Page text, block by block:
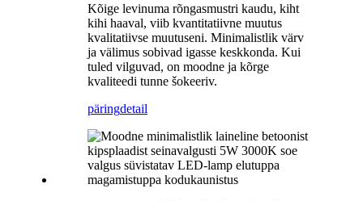
Kõige levinuma rõngasmustri kaudu, kiht
kihi haaval, viib kvantitatiivne muutus
kvalitatiivse muutuseni. Minimalistlik värv
ja välimus sobivad igasse keskkonda. Kui
tuled vilguvad, on moodne ja kõrge
kvaliteedi tunne šokeeriv.
päringdetail